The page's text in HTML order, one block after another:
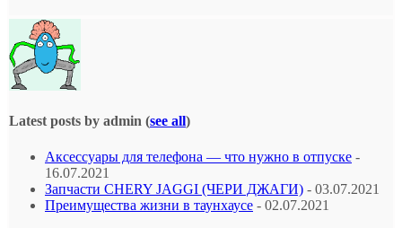
Latest posts by admin (see all)
Аксессуары для телефона — что нужно в отпуске -
16.07.2021
Запчасти CHERY JAGGI (ЧЕРИ ДЖАГИ) - 03.07.2021
Преимущества жизни в таунхаусе - 02.07.2021